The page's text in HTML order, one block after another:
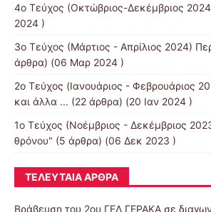
4ο Τεύχος (Οκτώβριος-Δεκέμβριος
2024 )
3ο Τεύχος (Μάρτιος - Απρίλιος 2024)
άρθρα) (06 Μαρ 2024 )
2ο Τεύχος (Ιανουάριος - Φεβρουάριος
και άλλα ... (22 άρθρα) (20 Ιαν 2024 )
1ο Τεύχος (Νοέμβριος - Δεκέμβριος
θρόνου" (5 άρθρα) (06 Δεκ 2023 )
ΤΕΛΕΥΤΑΊΑ ΆΡΘΡΑ
Βράβευση του 2ου ΓΕΛ ΓΕΡΑΚΑ σε